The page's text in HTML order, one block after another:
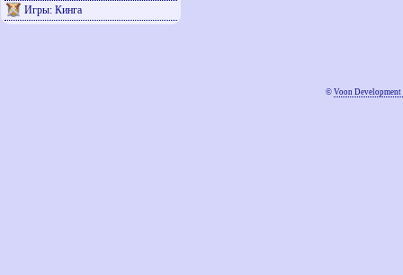
Игры: Кинга
© Voon Development